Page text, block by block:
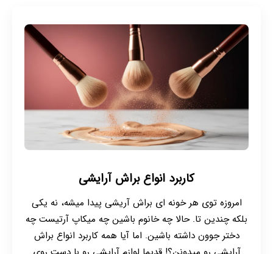
کاربرد انواع براش آرایشی
امروزه توی هر خونه ای براش آریشی پیدا میشه، نه یکی
بلکه چندین تا. حالا چه خانوم باشین چه میکاپ آرتیست چه
دختر جوون داشته باشین. اما آیا همه کاربرد انواع براش